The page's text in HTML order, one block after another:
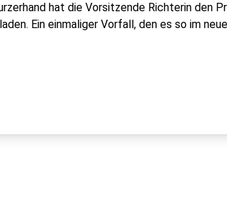
hat die Vorsitzende Richterin den
Ein einmaliger Vorfall, den es so im